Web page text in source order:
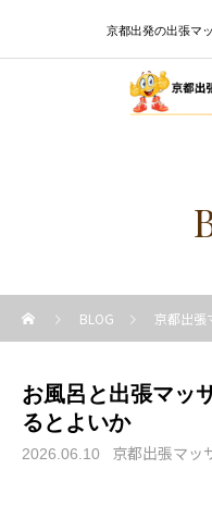
京都出発の出張マ
BLOG 京都出張
お風呂と出張マッ
るとよいか
2026.06.10 京都出張マッ